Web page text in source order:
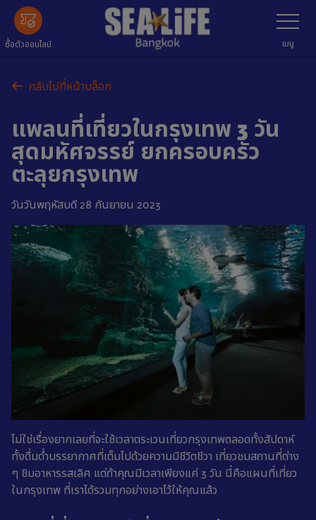
ข้าม
ข้อมูล
ซื้อตัวออนไลน์
เลือก
เมนู
เมนู
กลับไปที่หน้าบล็อก
แพลนที่เที่ยวในกรุงเทพ 3 วัน
สุดมหัศจรรย์ ยกครอบครัว
ตะลุยกรุงเทพ
วันวันพฤหัสบดี 28 กันยายน 2023
ไม่ใช่เรื่องยากเลยที่จะใช้เวลาตระเวนเที่ยวกรุงเทพตลอดทั้งสัปดาห์
ทั้งดื่มด่ำบรรยากาศที่เต็มไปด้วยความมีชีวิตชีวา เที่ยวชมสถานที่ต่าง
ๆ ชิมอาหารรสเลิศ แต่ถ้าคุณมีเวลาเพียงแค่ 3 วัน นี่คือแผนที่เที่ยว
ในกรุงเทพ ที่เราได้รวมทุกอย่างเอาไว้ให้คุณแล้ว